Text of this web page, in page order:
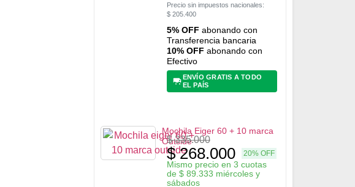
Precio sin impuestos nacionales:
$205.400
5% OFF abonando con
Transferencia bancaria
10% OFF abonando con
Efectivo
ENVÍO GRATIS A TODO
EL PAÍS
Mochila Eiger 60 + 10 marca
Outside
$335.000
$268.000 20% OFF
Mismo precio en 3 cuotas
de $89.333 miércoles y
sábados